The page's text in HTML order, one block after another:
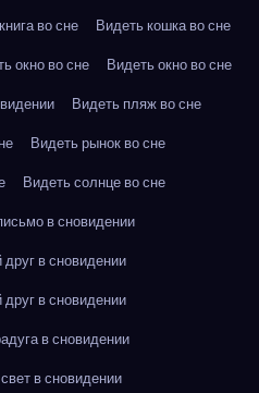
во сне
Видеть кошка во сне
окно во сне
Видеть окно во сне
Видеть пляж во сне
Видеть рынок во сне
Видеть солнце во сне
в сновидении
в сновидении
в сновидении
в сновидении
в сновидении